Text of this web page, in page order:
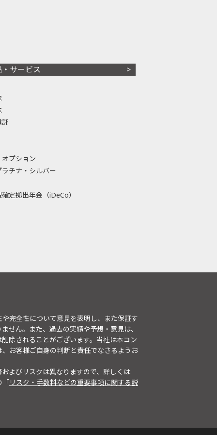
・サービス
託
プション
ラチナ・シルバー
定拠出年金（iDeCo）
完全性について意見を表明し、また保証す
せん。また、過去の実績や予想・意見は、
除されることがございます。当社は本コン
お客様ご自身の判断と責任でなさるようお
よびリスクは異なりますので、詳しくは
「リスク・手数料などの重要事項に関する説